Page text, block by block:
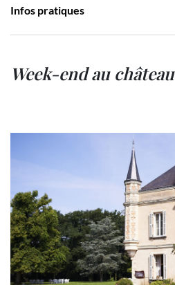
Infos pratiques
Week-end au château